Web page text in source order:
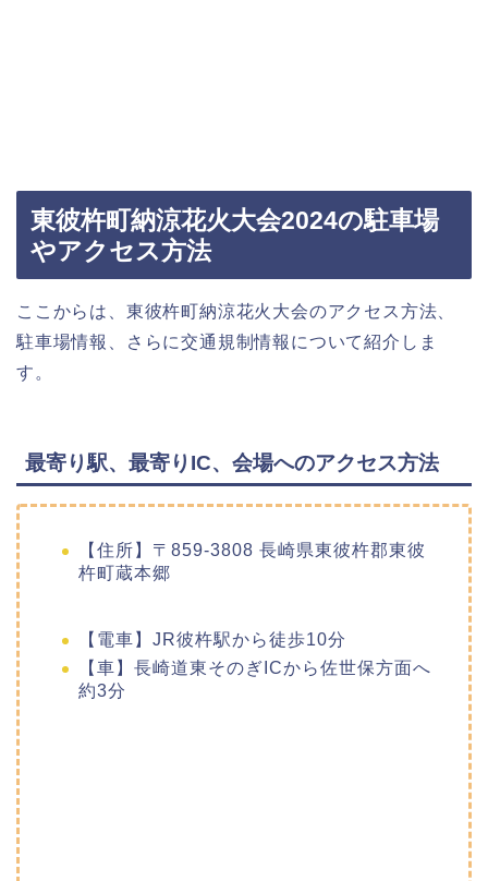
東彼杵町納涼花火大会2024の駐車場
やアクセス方法
ここからは、東彼杵町納涼花火大会のアクセス方法、
駐車場情報、さらに交通規制情報について紹介しま
す。
最寄り駅、最寄りIC、会場へのアクセス方法
【住所】〒859-3808 長崎県東彼杵郡東彼
杵町蔵本郷
【電車】JR彼杵駅から徒歩10分
【車】長崎道東そのぎICから佐世保方面へ
約3分